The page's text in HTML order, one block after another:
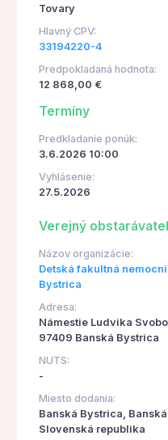
Tovary
Hlavný CPV:
33194220-4
Predpokladaná hodnota:
12 868,00 €
Termíny
Predkladanie ponúk:
3.6.2026 10:00
Vyhlásenie:
27.5.2026
Verejný
Názov organizácie:
Detská fakultná
Bystrica
Adresa:
Námestie Ludvika
97409 Banská Bystrica
NUTS:
-
Miesto dodania:
Banská Bystrica,
Slovenská republika